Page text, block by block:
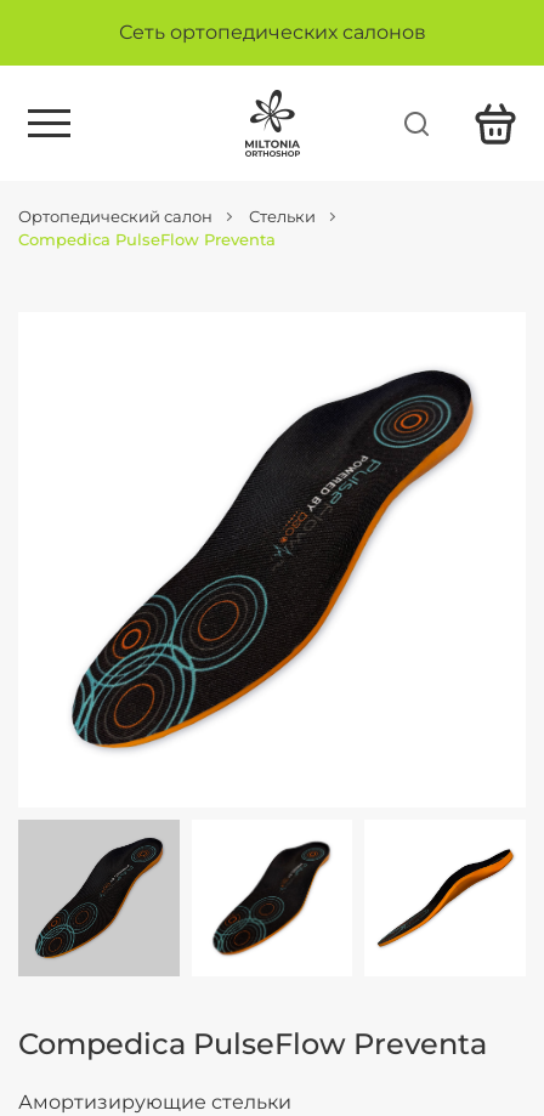
Сеть ортопедических салонов
Ортопедический салон
Стельки
Compedica PulseFlow Preventa
Compedica PulseFlow Preventa
Амортизирующие стельки